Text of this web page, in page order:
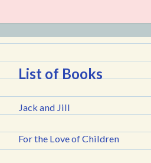
List of Books
Jack and Jill
For the Love of Children